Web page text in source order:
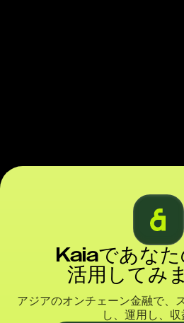
Kaiaであな
活用してみ
アジアのオンチェーン金融で、
し、運用し、収